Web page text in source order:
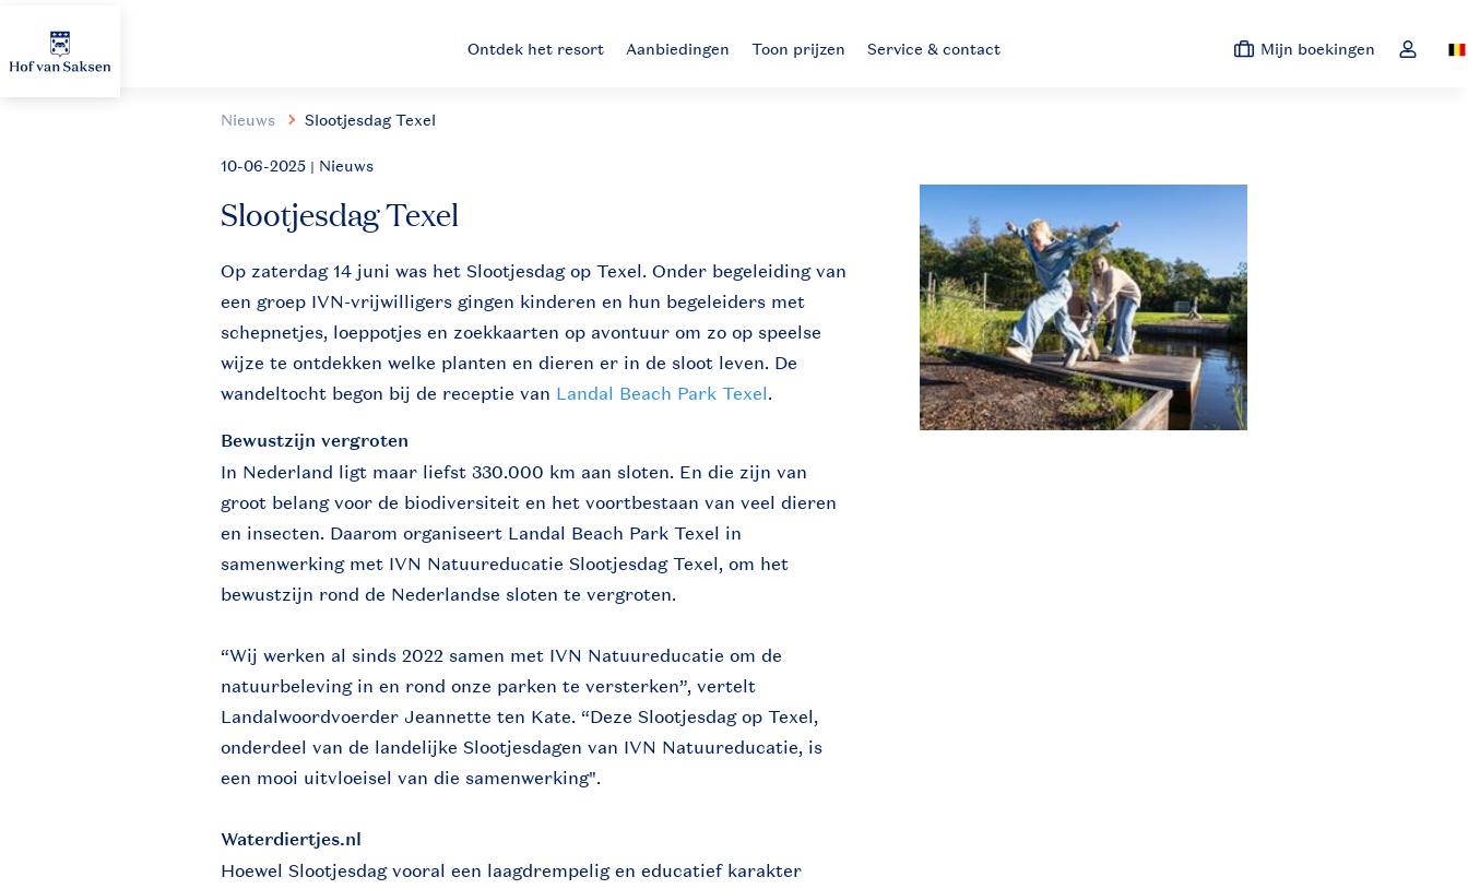
Ontdek het resort Aanbiedingen Toon prijzen Service & contact Mijn boekingen Open
Nieuws Slootjesdag Texel
10-06-2025 | Nieuws
Slootjesdag Texel
Op zaterdag 14 juni was het Slootjesdag op Texel. Onder begeleiding van
een groep IVN-vrijwilligers gingen kinderen en hun begeleiders met
schepnetjes, loeppotjes en zoekkaarten op avontuur om zo op speelse
wijze te ontdekken welke planten en dieren er in de sloot leven. De
wandeltocht begon bij de receptie van Landal Beach Park Texel.
Bewustzijn vergroten
In Nederland ligt maar liefst 330.000 km aan sloten. En die zijn van
groot belang voor de biodiversiteit en het voortbestaan van veel dieren
en insecten. Daarom organiseert Landal Beach Park Texel in
samenwerking met IVN Natuureducatie Slootjesdag Texel, om het
bewustzijn rond de Nederlandse sloten te vergroten.
“Wij werken al sinds 2022 samen met IVN Natuureducatie om de
natuurbeleving in en rond onze parken te versterken”, vertelt
Landalwoordvoerder Jeannette ten Kate. “Deze Slootjesdag op Texel,
onderdeel van de landelijke Slootjesdagen van IVN Natuureducatie, is
een mooi uitvloeisel van die samenwerking".
Waterdiertjes.nl
Hoewel Slootjesdag vooral een laagdrempelig en educatief karakter